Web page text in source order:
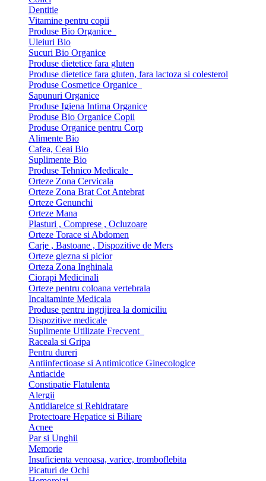
Dentitie
Vitamine pentru copii
Produse Bio Organice
Uleiuri Bio
Sucuri Bio Organice
Produse dietetice fara gluten
Produse dietetice fara gluten, fara lactoza si colesterol
Produse Cosmetice Organice
Sapunuri Organice
Produse Igiena Intima Organice
Produse Bio Organice Copii
Produse Organice pentru Corp
Alimente Bio
Cafea, Ceai Bio
Suplimente Bio
Produse Tehnico Medicale
Orteze Zona Cervicala
Orteze Zona Brat Cot Antebrat
Orteze Genunchi
Orteze Mana
Plasturi , Comprese , Ocluzoare
Orteze Torace si Abdomen
Carje , Bastoane , Dispozitive de Mers
Orteze glezna si picior
Orteza Zona Inghinala
Ciorapi Medicinali
Orteze pentru coloana vertebrala
Incaltaminte Medicala
Produse pentru ingrijirea la domiciliu
Dispozitive medicale
Suplimente Utilizate Frecvent
Raceala si Gripa
Pentru dureri
Antiinfectioase si Antimicotice Ginecologice
Antiacide
Constipatie Flatulenta
Alergii
Antidiareice si Rehidratare
Protectoare Hepatice si Biliare
Acnee
Par si Unghii
Memorie
Insuficienta venoasa, varice, tromboflebita
Picaturi de Ochi